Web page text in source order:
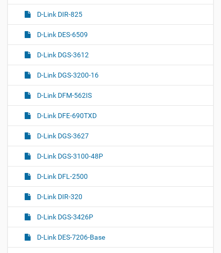
D-Link DIR-825
D-Link DES-6509
D-Link DGS-3612
D-Link DGS-3200-16
D-Link DFM-562IS
D-Link DFE-690TXD
D-Link DGS-3627
D-Link DGS-3100-48P
D-Link DFL-2500
D-Link DIR-320
D-Link DGS-3426P
D-Link DES-7206-Base